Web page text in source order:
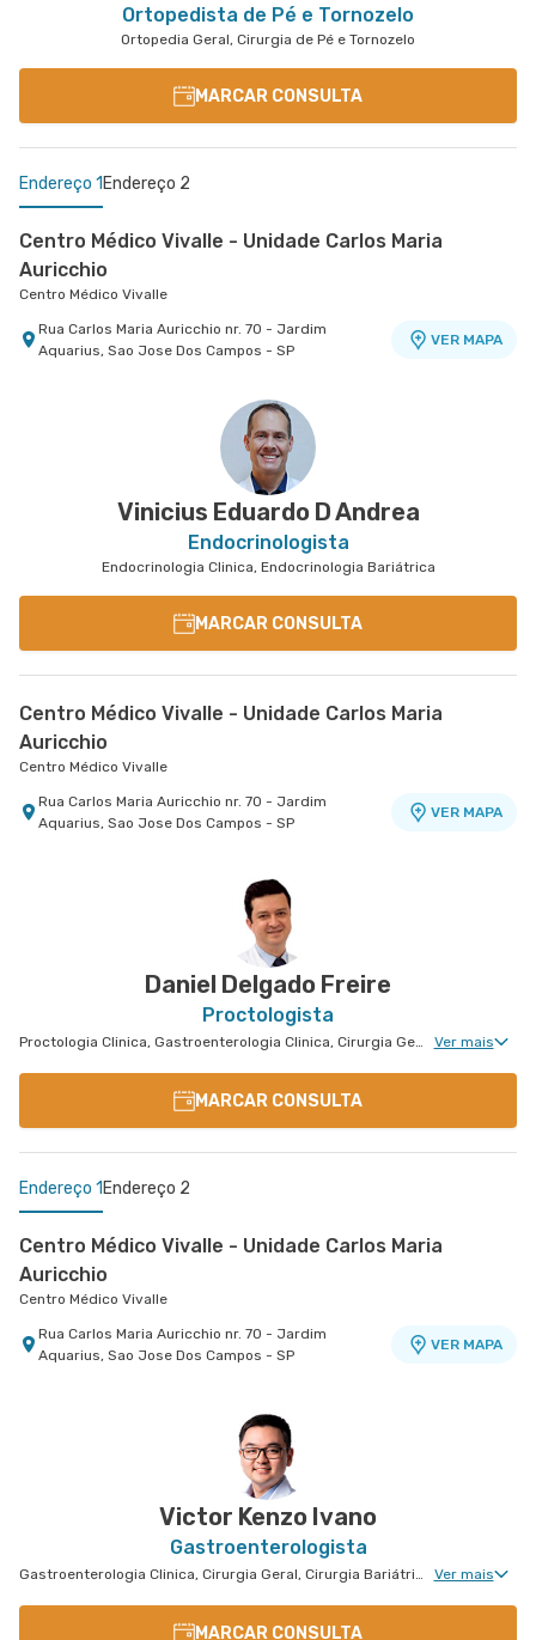
Ortopedista de Pé e Tornozelo
Ortopedia Geral, Cirurgia de Pé e Tornozelo
MARCAR CONSULTA
Endereço 1 Endereço 2
Centro Médico Vivalle - Unidade Carlos Maria
Auricchio
Centro Médico Vivalle
Rua Carlos Maria Auricchio nr. 70 - Jardim
Aquarius, Sao Jose Dos Campos - SP
VER MAPA
Rua Engenheiro Oscar Americano nr. 1010 -
Vinicius Eduardo D Andrea
Endocrinologista
Endocrinologia Clinica, Endocrinologia Bariátrica
MARCAR CONSULTA
Centro Médico Vivalle - Unidade Carlos Maria
Auricchio
Centro Médico Vivalle
Rua Carlos Maria Auricchio nr. 70 - Jardim
Aquarius, Sao Jose Dos Campos - SP
VER MAPA
Daniel Delgado Freire
Proctologista
Proctologia Clinica, Gastroenterologia Clinica, Cirurgia Geral, Cirurgia do Aparelho Digestivo Ver mais
MARCAR CONSULTA
Endereço 1 Endereço 2
Centro Médico Vivalle - Unidade Carlos Maria
Auricchio
Centro Médico Vivalle
Rua Carlos Maria Auricchio nr. 70 - Jardim
Aquarius, Sao Jose Dos Campos - SP
VER MAPA
Victor Kenzo Ivano
Gastroenterologista
Gastroenterologia Clinica, Cirurgia Geral, Cirurgia Bariátrica, Cirurgia do Aparelho Digestivo, Cirurgia Robótica do Aparelho Digestivo, Cirurgia Robótica Geral Ver mais
MARCAR CONSULTA